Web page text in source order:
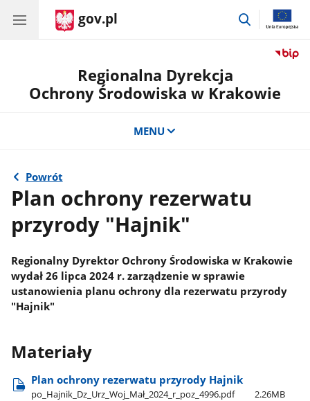
gov.pl
przejdź
Regionalna Dyrekcja
Ochrony Środowiska w Krakowie
MENU
Powrót
Plan ochrony rezerwatu
przyrody "Hajnik"
Regionalny Dyrektor Ochrony Środowiska w Krakowie
wydał 26 lipca 2024 r. zarządzenie w sprawie
ustanowienia planu ochrony dla rezerwatu przyrody
"Hajnik"
Materiały
Plan ochrony rezerwatu przyrody Hajnik
po​_Hajnik​_Dz​_Urz​_Woj​_Mał​_2024​_r​_poz​_4996.pdf 2.26MB